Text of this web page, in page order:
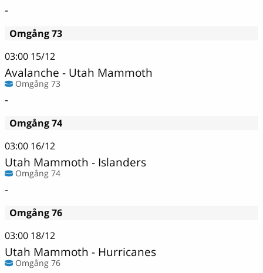
-
Omgång 73
03:00 15/12
Avalanche - Utah Mammoth
Omgång 73
-
Omgång 74
03:00 16/12
Utah Mammoth - Islanders
Omgång 74
-
Omgång 76
03:00 18/12
Utah Mammoth - Hurricanes
Omgång 76